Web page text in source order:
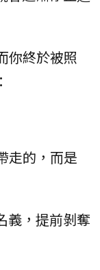
你終於被照
走的，而是
，提前剝奪